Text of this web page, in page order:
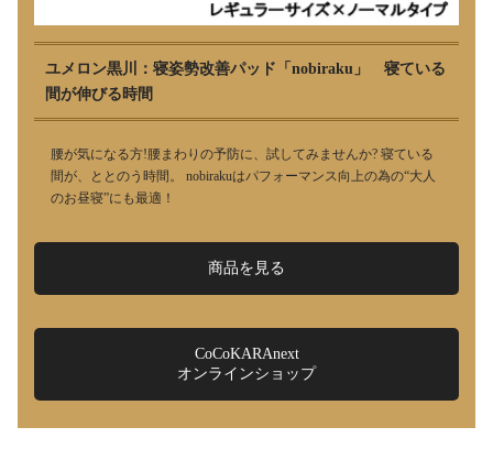
ユメロン黒川：寝姿勢改善パッド「nobiraku」 寝ている
間が伸びる時間
腰が気になる方!腰まわりの予防に、試してみませんか? 寝ている
間が、ととのう時間。 nobirakuはパフォーマンス向上の為の“大人
のお昼寝”にも最適！
商品を見る
CoCoKARAnext
オンラインショップ